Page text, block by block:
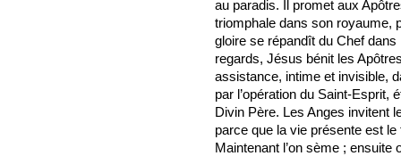
au paradis. Il promet aux
triomphale dans son royaume,
gloire se répandît du Chef
regards, Jésus bénit les
assistance, intime et invisible,
par l’opération du Saint-Esprit,
Divin Père. Les Anges invitent
parce que la vie présente est
Maintenant l’on sème ;